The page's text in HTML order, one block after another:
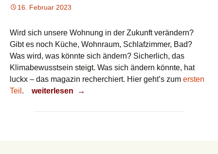
16. Februar 2023
Wird sich unsere Wohnung in der Zukunft verändern?
Gibt es noch Küche, Wohnraum, Schlafzimmer, Bad?
Was wird, was könnte sich ändern? Sicherlich, das
Klimabewusstsein steigt. Was sich ändern könnte, hat
luckx – das magazin recherchiert. Hier geht’s zum ersten
Teil . Wohnen in der Zukunft
weiterlesen →